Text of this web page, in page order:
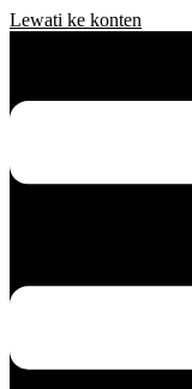
Lewati ke konten